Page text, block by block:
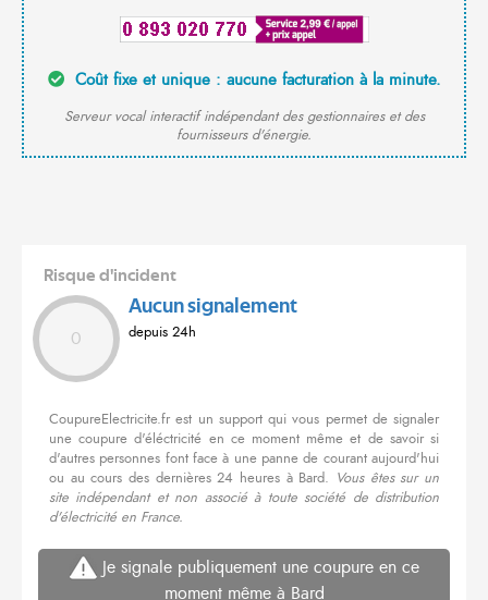
Coût fixe et unique : aucune facturation à la minute.
Serveur vocal interactif indépendant des gestionnaires et des
fournisseurs d'énergie.
Risque d'incident
0
Aucun signalement
depuis 24h
CoupureElectricite.fr est un support qui vous permet de signaler
une coupure d'éléctricité en ce moment même et de savoir si
d'autres personnes font face à une panne de courant aujourd'hui
ou au cours des dernières 24 heures à Bard. Vous êtes sur un
site indépendant et non associé à toute société de distribution
d'électricité en France.
Je signale publiquement une coupure en ce
moment même à Bard